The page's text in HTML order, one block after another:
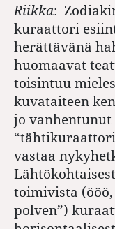
Riikka:
kuraattori
herättävänä
huomaavat
toisintuu
kuvataiteen
jo
vastaa
toimivista
polven”)